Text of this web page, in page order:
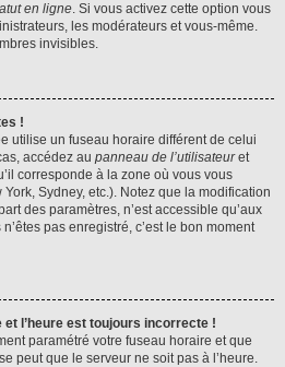
en ligne. Si vous activez cette option vous
les modérateurs et vous-même.
invisibles.
!
utilise un fuseau horaire différent de celui
accédez au panneau de l’utilisateuret
corresponde à la zone où vous vous
Sydney, etc.). Notez que la modification
des paramètres, n’est accessible qu’aux
pas enregistré, c’est le bon moment
et l’heure est toujours incorrecte !
paramétré votre fuseau horaire et que
peut que le serveur ne soit pas à l’heure.